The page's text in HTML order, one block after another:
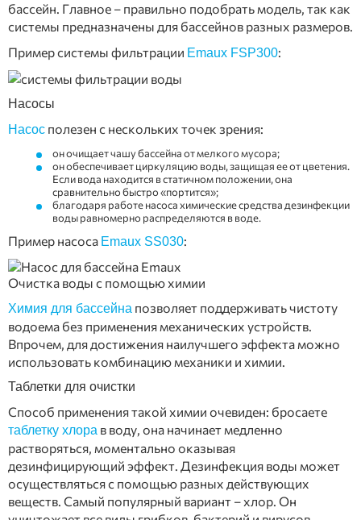
бассейн. Главное – правильно подобрать модель, так как
системы предназначены для бассейнов разных размеров.
Пример системы фильтрации Emaux FSP300:
Насосы
Насос полезен с нескольких точек зрения:
он очищает чашу бассейна от мелкого мусора;
он обеспечивает циркуляцию воды, защищая ее от цветения.
Если вода находится в статичном положении, она
сравнительно быстро «портится»;
благодаря работе насоса химические средства дезинфекции
воды равномерно распределяются в воде.
Пример насоса Emaux SS030:
Очистка воды с помощью химии
Химия для бассейна позволяет поддерживать чистоту
водоема без применения механических устройств.
Впрочем, для достижения наилучшего эффекта можно
использовать комбинацию механики и химии.
Таблетки для очистки
Способ применения такой химии очевиден: бросаете
таблетку хлора в воду, она начинает медленно
растворяться, моментально оказывая
дезинфицирующий эффект. Дезинфекция воды может
осуществляться с помощью разных действующих
веществ. Самый популярный вариант – хлор. Он